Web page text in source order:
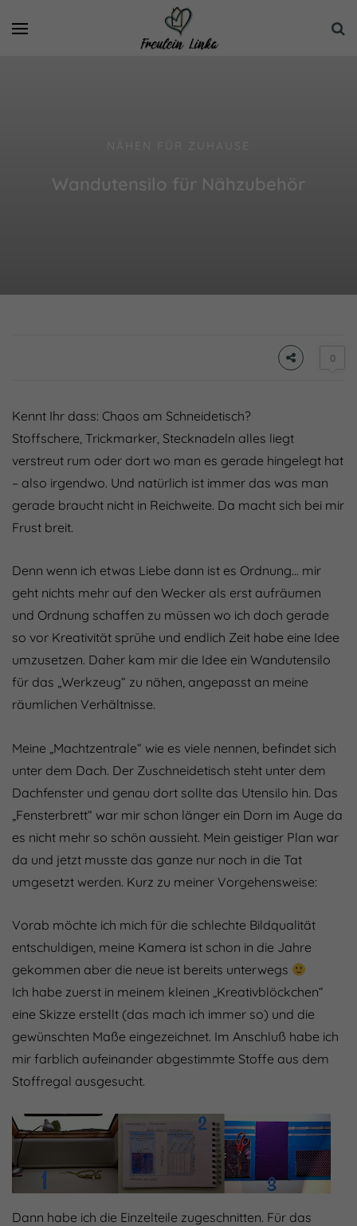
Wandutensilo für Nähzubehör
0
Kennt Ihr dass: Chaos am Schneidetisch?
Stoffschere, Trickmarker, Stecknadeln alles liegt
verstreut rum oder dort wo man es gerade hingelegt hat
– also irgendwo. Und natürlich ist immer das was man
gerade braucht nicht in Reichweite. Da macht sich bei mir
Frust breit.
Denn wenn ich etwas Liebe dann ist es Ordnung… mir
geht nichts mehr auf den Wecker als erst aufräumen
und Ordnung schaffen zu müssen wo ich doch gerade
so vor Kreativität sprühe und endlich Zeit habe eine Idee
umzusetzen. Daher kam mir die Idee ein Wandutensilo
für das „Werkzeug“ zu nähen, angepasst an meine
räumlichen Verhältnisse.
Meine „Machtzentrale“ wie es viele nennen, befindet sich
unter dem Dach. Der Zuschneidetisch steht unter dem
Dachfenster und genau dort sollte das Utensilo hin. Das
„Fensterbrett“ war mir schon länger ein Dorn im Auge da
es nicht mehr so schön aussieht. Mein geistiger Plan war
da und jetzt musste das ganze nur noch in die Tat
umgesetzt werden. Kurz zu meiner Vorgehensweise:
Vorab möchte ich mich für die schlechte Bildqualität
entschuldigen, meine Kamera ist schon in die Jahre
gekommen aber die neue ist bereits unterwegs
Ich habe zuerst in meinem kleinen „Kreativblöckchen“
eine Skizze erstellt (das mach ich immer so) und die
gewünschten Maße eingezeichnet. Im Anschluß habe ich
mir farblich aufeinander abgestimmte Stoffe aus dem
Stoffregal ausgesucht.
Dann habe ich die Einzelteile zugeschnitten. Für das